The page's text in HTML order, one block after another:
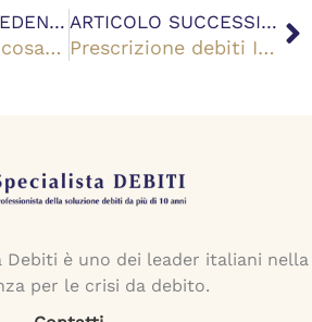
ARTICOLO PRECEDENTE
Garante Mutuo cosa rischia quando il titolare non paga?
ARTICOLO SUCCESSIVO
Prescrizione debiti Inps: quando non pagare le cartelle esattoriali
Debiti è uno dei leader italiani nella
per le crisi da debito.